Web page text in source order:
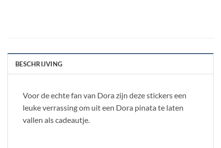
BESCHRIJVING
Voor de echte fan van Dora zijn deze stickers een
leuke verrassing om uit een Dora pinata te laten
vallen als cadeautje.